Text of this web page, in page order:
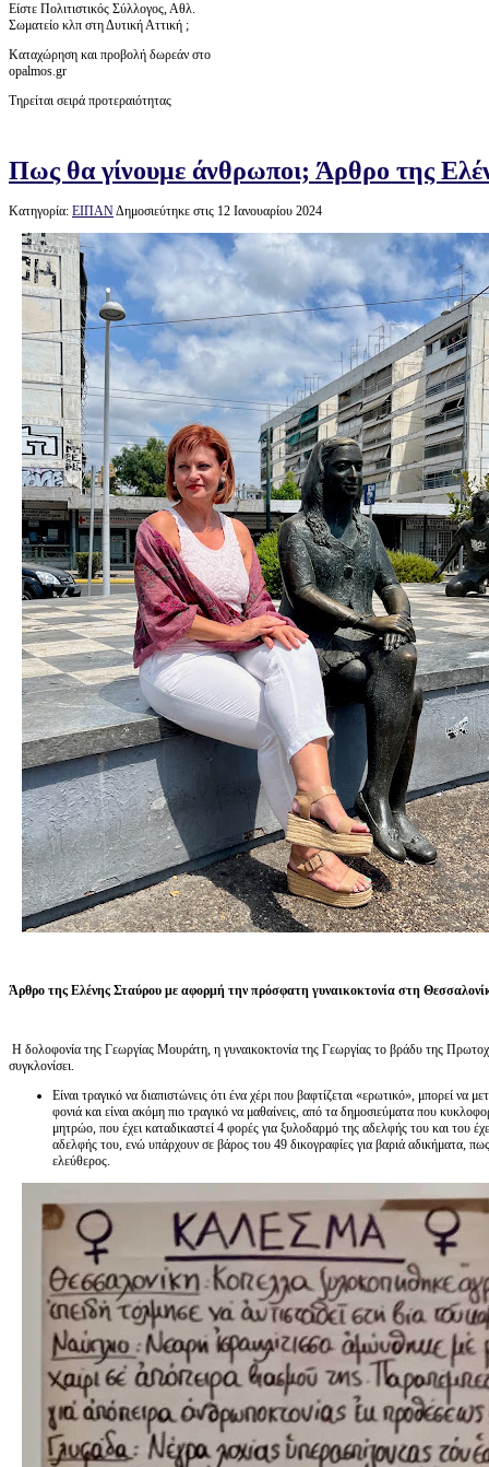
Είστε Πολιτιστικός Σύλλογος, Αθλ.
Σωματείο κλπ στη Δυτική Αττική ;
Καταχώρηση και προβολή δωρεάν στο
opalmos.gr
Τηρείται σειρά προτεραιότητας
Πως θα γίνουμε άνθρωποι; Άρθρο της
Κατηγορία: ΕΙΠΑΝΔημοσιεύτηκε στις 12 Ιανουαρίου 2024
Άρθρο της Ελένης Σταύρου με αφορμή την πρόσφατη γυναικοκτονία στη
Η δολοφονία της Γεωργίας Μουράτη, η γυναικοκτονία της Γεωργίας το βράδυ της
συγκλονίσει.
Είναι τραγικό να διαπιστώνεις ότι ένα χέρι που βαφτίζεται «ερωτικό», μπορεί να
φονιά και είναι ακόμη πιο τραγικό να μαθαίνεις, από τα δημοσιεύματα που
μητρώο, που έχει καταδικαστεί 4 φορές για ξυλοδαρμό της αδελφής του και του
αδελφής του, ενώ υπάρχουν σε βάρος του 49 δικογραφίες για βαριά αδικήματα,
ελεύθερος.